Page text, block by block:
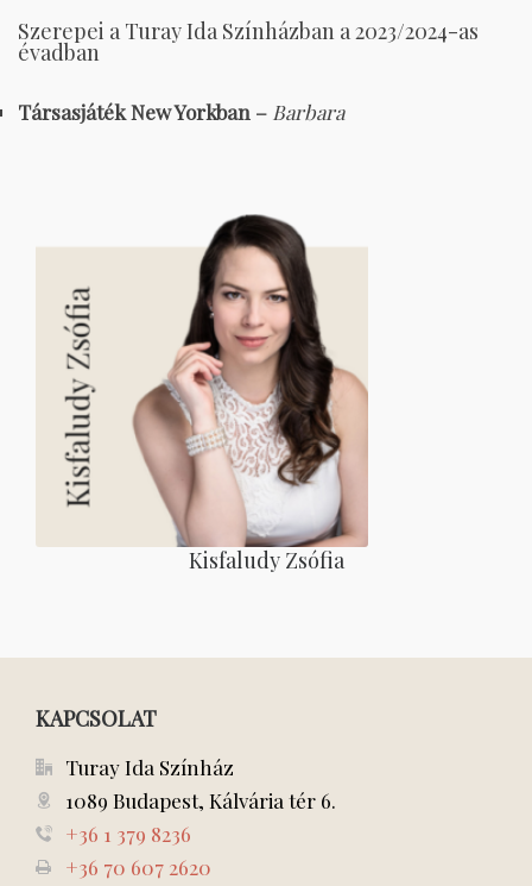
Szerepei a Turay Ida Színházban a 2023/2024-as
évadban
Társasjáték New Yorkban – Barbara
Kisfaludy Zsófia
KAPCSOLAT
Turay Ida Színház
1089 Budapest, Kálvária tér 6.
+36 1 379 8236
+36 70 607 2620